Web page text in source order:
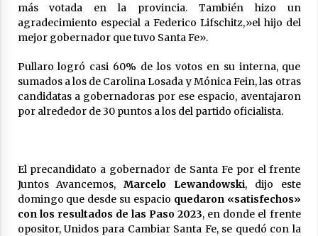
más votada en la provincia. También hizo un
agradecimiento especial a Federico Lifschitz,»el hijo del
mejor gobernador que tuvo Santa Fe».
Pullaro logró casi 60% de los votos en su interna, que
sumados a los de Carolina Losada y Mónica Fein, las otras
candidatas a gobernadoras por ese espacio, aventajaron
por alrededor de 30 puntos a los del partido oficialista.
El precandidato a gobernador de Santa Fe por el frente
Juntos Avancemos,Marcelo Lewandowski, dijo este
domingo que desde su espacio quedaron «satisfechos»
con los resultados de las Paso 2023, en donde el frente
opositor, Unidos para Cambiar Santa Fe, se quedó con la